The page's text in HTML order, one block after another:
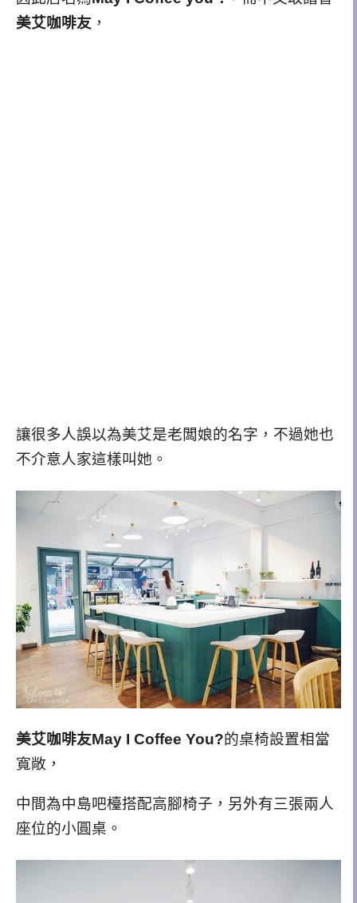
美艾咖啡友 ，
讓很多人誤以為美艾是老闆娘的名字，不過她也
不介意人家這樣叫她。
美艾咖啡友May I Coffee You?的桌椅設置相當
寬敞，
中間為中島吧檯搭配高腳椅子，另外有三張兩人
座位的小圓桌。